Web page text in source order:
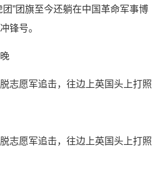
团”团旗至今还躺在中国革命军事博
锋号。